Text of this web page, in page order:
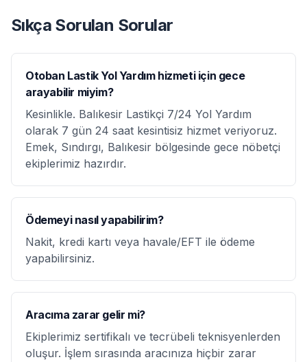
Sıkça Sorulan Sorular
Otoban Lastik Yol Yardım hizmeti için gece
arayabilir miyim?
Kesinlikle. Balıkesir Lastikçi 7/24 Yol Yardım
olarak 7 gün 24 saat kesintisiz hizmet veriyoruz.
Emek, Sındırgı, Balıkesir bölgesinde gece nöbetçi
ekiplerimiz hazırdır.
Ödemeyi nasıl yapabilirim?
Nakit, kredi kartı veya havale/EFT ile ödeme
yapabilirsiniz.
Aracıma zarar gelir mi?
Ekiplerimiz sertifikalı ve tecrübeli teknisyenlerden
oluşur. İşlem sırasında aracınıza hiçbir zarar